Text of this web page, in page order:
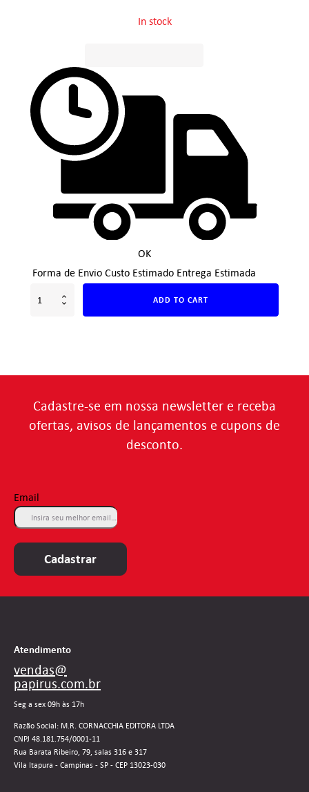
In stock
OK
Forma de Envio Custo Estimado Entrega Estimada
ADD TO CART
Cadastre-se em nossa newsletter e receba
ofertas, avisos de lançamentos e cupons de
desconto.
Email
Cadastrar
Atendimento
vendas@
papirus.com.br
Seg a sex 09h às 17h
Razão Social: M.R. CORNACCHIA EDITORA LTDA
CNPJ 48.181.754/0001-11
Rua Barata Ribeiro, 79, salas 316 e 317
Vila Itapura - Campinas - SP - CEP 13023-030